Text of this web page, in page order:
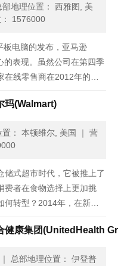
部地理位置： 西雅图, 美
： 1576000
板电脑的发布，亚马逊
表现。虽然公司在第四季
线零售商在2012年的净
年，公司的净收入为
玛(Walmart)
置： 本顿维尔, 美国 ｜ 营
储式超市时代，它被推上了
费者在食物选择上更加挑
转型？2014年，在新任
业务终于打破了近两年来季
脆弱，它仍旧在想方设法吸
健康集团(UnitedHealth
｜ 总部地理位置： 伊登普